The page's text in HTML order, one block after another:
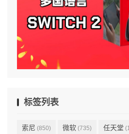
标签列表
索尼 (850) 微软 (735) 任天堂